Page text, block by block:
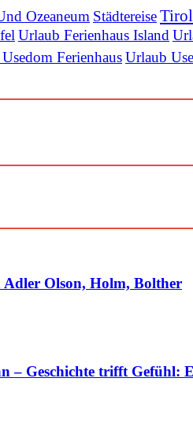
Ozeaneum StädtereiseTirol
Urlaub Ferienhaus Island
FerienhausUrlaub
Adler Olson, Holm, Bolther
– Geschichte trifft Gefühl: